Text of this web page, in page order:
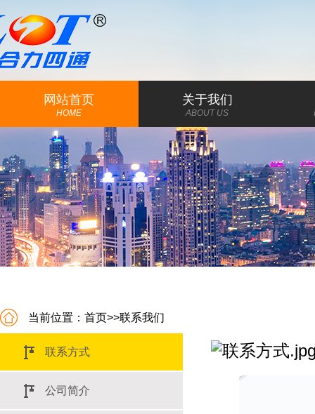
网站首页
HOME
关于我们
ABOUT US
当前位置： 首页>>联系我们
联系方式
公司简介